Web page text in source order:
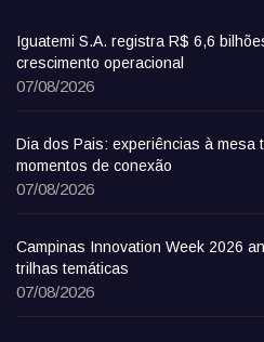
Iguatemi S.A. registra R$ 6,6
crescimento operacional
07/08/2026
Dia dos Pais: experiências à mesa
momentos de conexão
07/08/2026
Campinas Innovation Week 2026
trilhas temáticas
07/08/2026